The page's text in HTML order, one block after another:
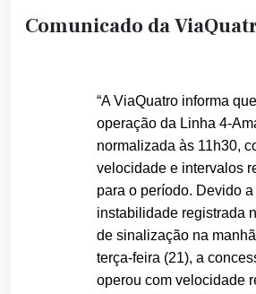
Comunicado da
“A ViaQuatro informa
operação da Linha 4-
normalizada às 11h30,
velocidade e intervalos
para o período. Devido a
instabilidade registrada
de sinalização na
terça-feira (21), a
operou com velocidade